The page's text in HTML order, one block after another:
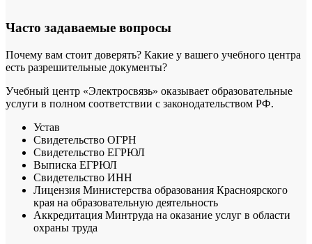
Часто задаваемые вопросы
Почему вам стоит доверять? Какие у вашего учебного центра
есть разрешительные документы?
Учебный центр «Электросвязь» оказывает образовательные
услуги в полном соответствии с законодательством РФ.
Устав
Свидетельство ОГРН
Свидетельство ЕГРЮЛ
Выписка ЕГРЮЛ
Свидетельство ИНН
Лицензия Министерства образования Красноярского
края на образовательную деятельность
Аккредитация Минтруда на оказание услуг в области
охраны труда